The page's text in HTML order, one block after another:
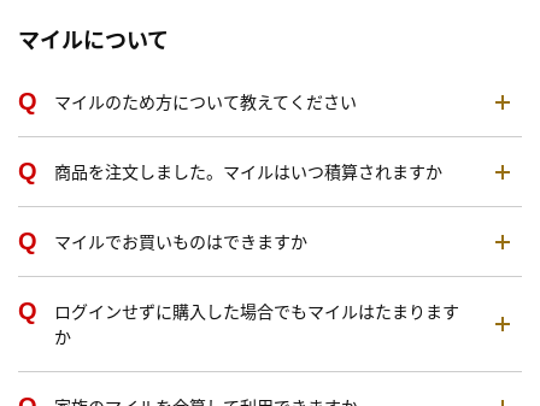
マイルについて
マイルのため方について教えてください
商品を注文しました。マイルはいつ積算されますか
マイルでお買いものはできますか
ログインせずに購入した場合でもマイルはたまります
か